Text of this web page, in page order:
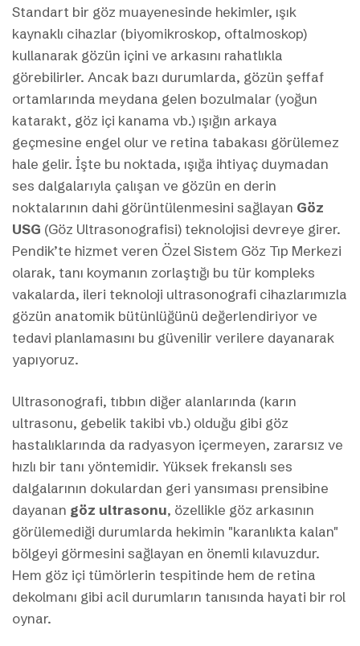
Standart bir göz muayenesinde hekimler, ışık
kaynaklı cihazlar (biyomikroskop, oftalmoskop)
kullanarak gözün içini ve arkasını rahatlıkla
görebilirler. Ancak bazı durumlarda, gözün şeffaf
ortamlarında meydana gelen bozulmalar (yoğun
katarakt, göz içi kanama vb.) ışığın arkaya
geçmesine engel olur ve retina tabakası görülemez
hale gelir. İşte bu noktada, ışığa ihtiyaç duymadan
ses dalgalarıyla çalışan ve gözün en derin
noktalarının dahi görüntülenmesini sağlayan Göz
USG (Göz Ultrasonografisi) teknolojisi devreye girer.
Pendik’te hizmet veren Özel Sistem Göz Tıp Merkezi
olarak, tanı koymanın zorlaştığı bu tür kompleks
vakalarda, ileri teknoloji ultrasonografi cihazlarımızla
gözün anatomik bütünlüğünü değerlendiriyor ve
tedavi planlamasını bu güvenilir verilere dayanarak
yapıyoruz.
Ultrasonografi, tıbbın diğer alanlarında (karın
ultrasonu, gebelik takibi vb.) olduğu gibi göz
hastalıklarında da radyasyon içermeyen, zararsız ve
hızlı bir tanı yöntemidir. Yüksek frekanslı ses
dalgalarının dokulardan geri yansıması prensibine
dayanan göz ultrasonu, özellikle göz arkasının
görülemediği durumlarda hekimin "karanlıkta kalan"
bölgeyi görmesini sağlayan en önemli kılavuzdur.
Hem göz içi tümörlerin tespitinde hem de retina
dekolmanı gibi acil durumların tanısında hayati bir rol
oynar.